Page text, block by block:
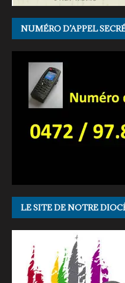
NUMÉRO D’APPEL
LE SITE DE NOTRE